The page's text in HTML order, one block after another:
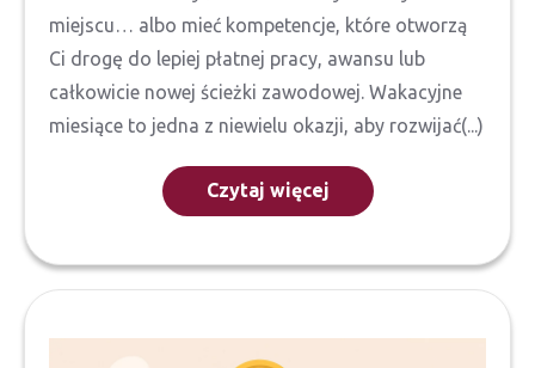
miejscu… albo mieć kompetencje, które otworzą
Ci drogę do lepiej płatnej pracy, awansu lub
całkowicie nowej ścieżki zawodowej. Wakacyjne
miesiące to jedna z niewielu okazji, aby rozwijać(...)
Czytaj więcej